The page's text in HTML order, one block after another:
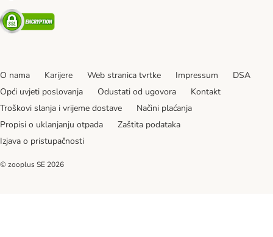
Security
O nama Karijere Web stranica tvrtke Impressum
DSA
Opći uvjeti poslovanja
Odustati od ugovora
Kontakt
Troškovi slanja i vrijeme dostave
Načini plaćanja
Propisi o uklanjanju otpada
Zaštita podataka
Izjava o pristupačnosti
© zooplus SE 2026